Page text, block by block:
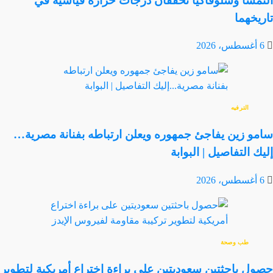
تاريخهما
6 أغسطس، 2026
الترفيه
سامو زين يفاجئ جمهوره ويعلن ارتباطه بفنانة مصرية…
إليك التفاصيل | البوابة
6 أغسطس، 2026
طب وصحة
حصول باحثتين سعوديتين على براءة اختراع أمريكية لتطوير